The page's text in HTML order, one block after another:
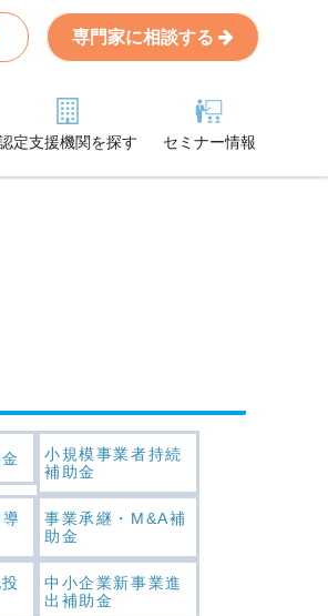
専門家に相談する
定支援機関を探す セミナー情報
す
小規模事業者持続
補助金
事業承継・M&A補
助金
中小企業新事業進
出補助金